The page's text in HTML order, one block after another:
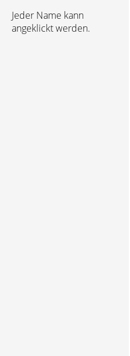
Jeder Name kann
angeklickt werden.